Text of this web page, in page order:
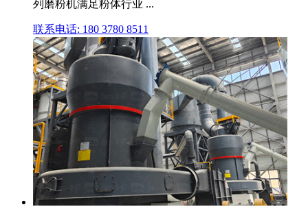
列磨粉机满足粉体行业 ...
联系电话: 180 3780 8511